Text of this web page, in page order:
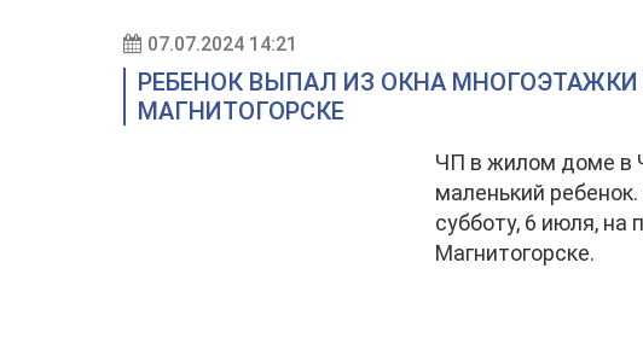
07.07.2024 14:21
РЕБЕНОК ВЫПАЛ ИЗ ОКНА
МАГНИТОГОРСКЕ
ЧП в жилом доме в
маленький
субботу, 6 июля, на
Магнитогорске.